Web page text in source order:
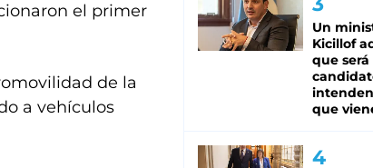
el primer
de la
a vehículos
Un
Kicillof
que será
que